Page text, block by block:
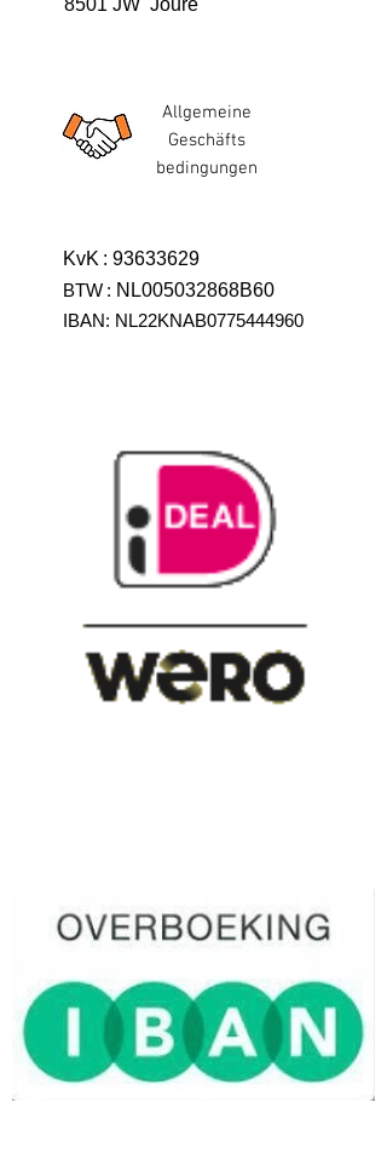
8501 JW Joure
Allgemeine
Geschäfts
bedingungen
KvK : 93633629
BTW : NL005032868B60
IBAN: NL22KNAB0775444960